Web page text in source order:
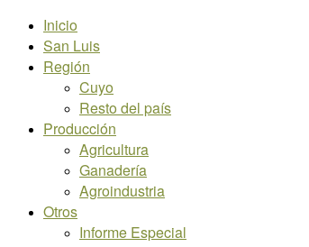
Inicio
San Luis
Región
Cuyo
Resto del país
Producción
Agricultura
Ganadería
Agroindustria
Otros
Informe Especial